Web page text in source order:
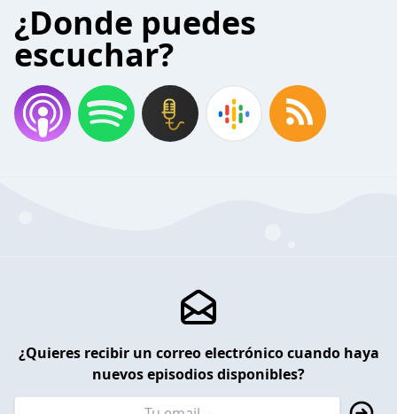
¿Donde puedes
escuchar?
¿Quieres recibir un correo electrónico cuando haya
nuevos episodios disponibles?